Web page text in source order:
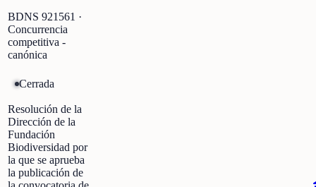
BDNS 921561 ·
Concurrencia
competitiva -
canónica
Cerrada
Resolución de la
Dirección de la
Fundación
Biodiversidad por
la que se aprueba
la publicación de